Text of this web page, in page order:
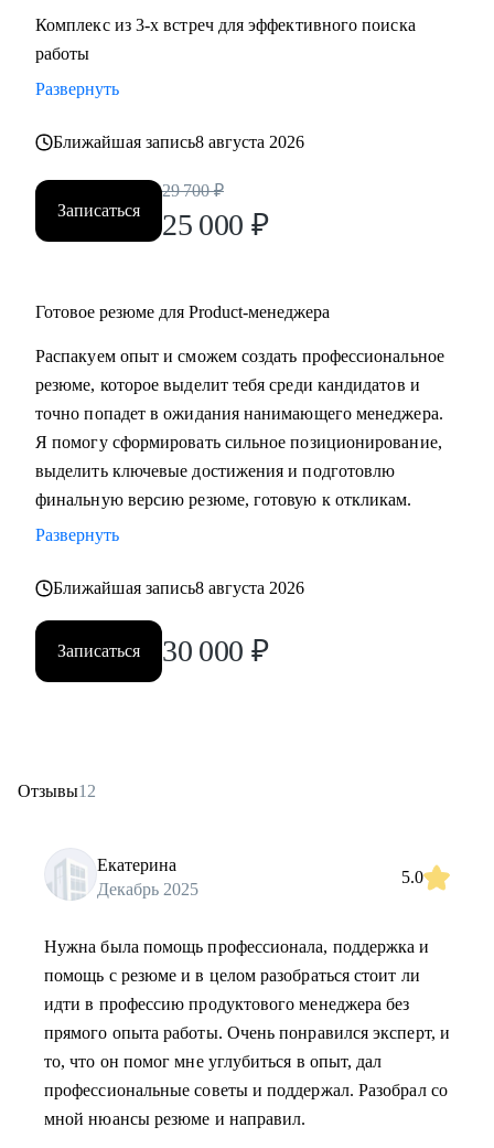
Комплекс из 3-х встреч для эффективного поиска
работы
Развернуть
Ближайшая запись8 августа 2026
Записаться
29 700 ₽
25 000 ₽
Готовое резюме для Product-менеджера
Распакуем опыт и сможем создать профессиональное
резюме, которое выделит тебя среди кандидатов и
точно попадет в ожидания нанимающего менеджера.
Я помогу сформировать сильное позиционирование,
выделить ключевые достижения и подготовлю
финальную версию резюме, готовую к откликам.
Развернуть
Ближайшая запись8 августа 2026
Записаться 30 000 ₽
Отзывы12
Екатерина
Декабрь 2025
5.0
Нужна была помощь профессионала, поддержка и
помощь с резюме и в целом разобраться стоит ли
идти в профессию продуктового менеджера без
прямого опыта работы. Очень понравился эксперт, и
то, что он помог мне углубиться в опыт, дал
профессиональные советы и поддержал. Разобрал со
мной нюансы резюме и направил.